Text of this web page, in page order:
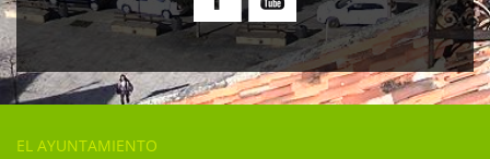
EL AYUNTAMIENTO